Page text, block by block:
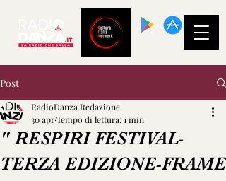
Post
" RESPIRI FESTIVAL-
TERZA EDIZIONE-FRAME
RadioDanza Redazione
30 aprTempo di lettura: 1 min